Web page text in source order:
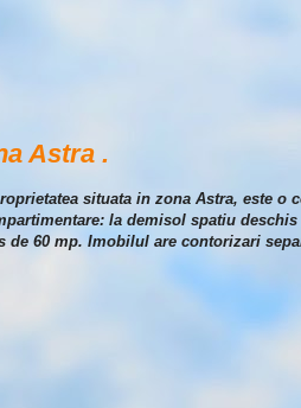
Astra .
situata in zona Astra, este o
la demisol spatiu
60 mp. Imobilul are contorizari